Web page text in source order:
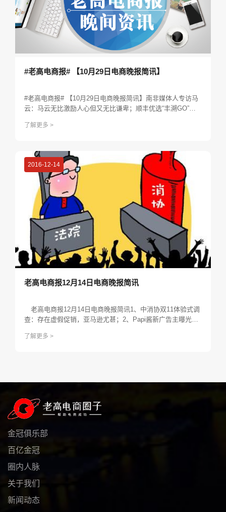
#老高电商报# 【10月29日电商晚报简讯】
#老高电商报# 【10月29日电商晚报简讯】南非媒体人专访马
云：马云无比激励人心但又无比谦卑；顺丰优选“丰溯GO”上
美元；家庭育儿品牌“亲宝宝”完成数亿元C轮融资；蚂蚁短租
了解更多 >
2016-12-14
老高电商报12月14日电商晚报简讯
老高电商报12月14日电商晚报简讯1、中消协双11体验式调
查：存在虚假促销，亚马逊尤甚；2、Papi酱新广告主曝光，
货；4、淘宝：卖家准入资质存在虚假凭证，将永久不允许入
了解更多 >
金冠俱乐部
百亿金冠
圈内人脉
关于我们
新闻动态